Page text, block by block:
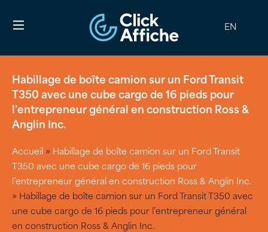
EN
Habillage de boîte camion sur un Ford Transit
T350 avec une cube cargo de 16 pieds pour
l’entrepreneur général en construction Ross &
Anglin Inc.
Accueil » Habillage de boîte camion sur un Ford Transit
T350 avec une cube cargo de 16 pieds pour
l’entrepreneur général en construction Ross & Anglin Inc.
» Habillage de boîte camion sur un Ford Transit T350 avec
une cube cargo de 16 pieds pour l’entrepreneur général
en construction Ross & Anglin Inc.